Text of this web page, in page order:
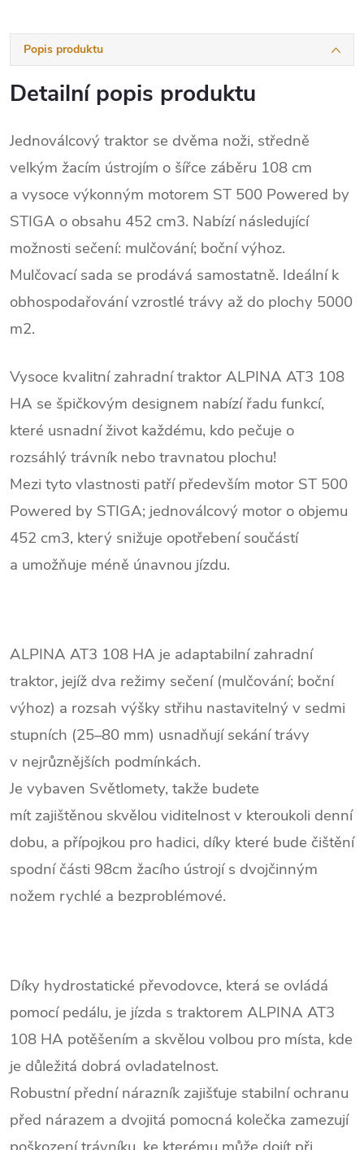
Popis produktu
Detailní popis produktu
Jednoválcový traktor se dvěma noži, středně
velkým žacím ústrojím o šířce záběru 108 cm
a vysoce výkonným motorem ST 500 Powered by
STIGA o obsahu 452 cm3. Nabízí následující
možnosti sečení: mulčování; boční výhoz.
Mulčovací sada se prodává samostatně. Ideální k
obhospodařování vzrostlé trávy až do plochy 5000
m2.
Vysoce kvalitní zahradní traktor ALPINA AT3 108
HA se špičkovým designem nabízí řadu funkcí,
které usnadní život každému, kdo pečuje o
rozsáhlý trávník nebo travnatou plochu!
Mezi tyto vlastnosti patří především motor ST 500
Powered by STIGA; jednoválcový motor o objemu
452 cm3, který snižuje opotřebení součástí
a umožňuje méně únavnou jízdu.
ALPINA AT3 108 HA je adaptabilní zahradní
traktor, jejíž dva režimy sečení (mulčování; boční
výhoz) a rozsah výšky střihu nastavitelný v sedmi
stupních (25–80 mm) usnadňují sekání trávy
v nejrůznějších podmínkách.
Je vybaven Světlomety, takže budete
mítzajištěnou skvělou viditelnost v kteroukoli denní
dobu, a přípojkou pro hadici, díky které bude čištění
spodní části 98cm žacího ústrojí s dvojčinným
nožem rychlé a bezproblémové.
Díky hydrostatické převodovce, která se ovládá
pomocí pedálu, je jízda s traktorem ALPINA AT3
108 HA potěšením a skvělou volbou pro místa, kde
je důležitá dobrá ovladatelnost.
Robustní přední nárazník zajišťuje stabilní ochranu
před nárazem a dvojitá pomocná kolečka zamezují